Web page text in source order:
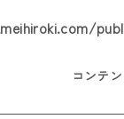
コンテ